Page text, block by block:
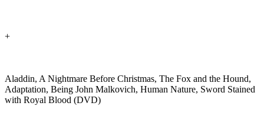
+
Aladdin, A Nightmare Before Christmas, The Fox and the Hound,
Adaptation, Being John Malkovich, Human Nature, Sword Stained
with Royal Blood (DVD)